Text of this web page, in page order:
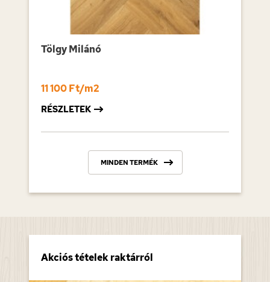
Tölgy Milánó
11 100 Ft/m2
RÉSZLETEK
MINDEN TERMÉK
Akciós tételek raktárról